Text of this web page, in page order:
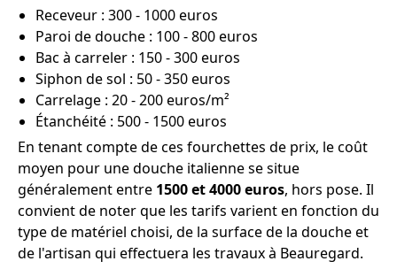
Receveur : 300 - 1000 euros
Paroi de douche : 100 - 800 euros
Bac à carreler : 150 - 300 euros
Siphon de sol : 50 - 350 euros
Carrelage : 20 - 200 euros/m²
Étanchéité : 500 - 1500 euros
En tenant compte de ces fourchettes de prix, le coût
moyen pour une douche italienne se situe
généralement entre 1500 et 4000 euros, hors pose. Il
convient de noter que les tarifs varient en fonction du
type de matériel choisi, de la surface de la douche et
de l'artisan qui effectuera les travaux à Beauregard.